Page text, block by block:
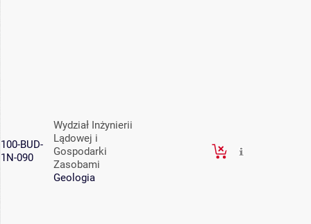
100-BUD-
1N-090
Wydział Inżynierii
Lądowej i
Gospodarki
Zasobami
Geologia